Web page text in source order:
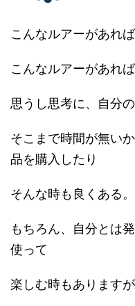
こんなルアーがあれ
こんなルアーがあれ
思うし思考に、自分
そこまで時間が無い
品を購入したり
そんな時も良くある。
もちろん、自分とは
使って
楽しむ時もありますが